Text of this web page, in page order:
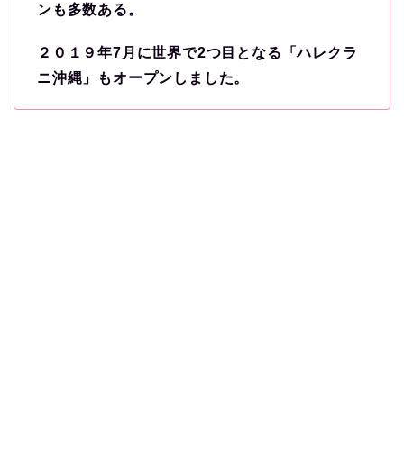
ンも多数ある。
２０１９年7月に世界で2つ目となる「ハレクラ
ニ沖縄」もオープンしました。